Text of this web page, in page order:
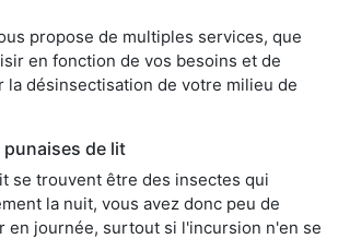
propose de multiples services, que
en fonction de vos besoins et de
la désinsectisation de votre milieu de
punaises de lit
se trouvent être des insectes qui
la nuit, vous avez donc peu de
en journée, surtout si l'incursion n'en se